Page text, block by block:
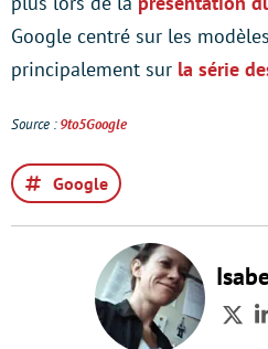
Google centré sur les
principalement sur la série
Source :9to5Google
Google